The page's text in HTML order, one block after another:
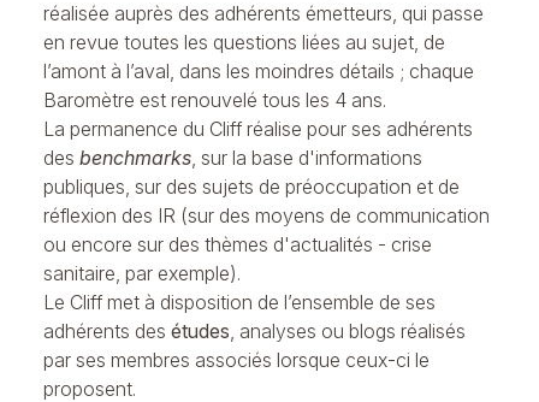
réalisée auprès des adhérents émetteurs, qui passe
en revue toutes les questions liées au sujet, de
l’amont à l’aval, dans les moindres détails ; chaque
Baromètre est renouvelé tous les 4 ans.
La permanence du Cliff réalise pour ses adhérents
des benchmarks, sur la base d'informations
publiques, sur des sujets de préoccupation et de
réflexion des IR (sur des moyens de communication
ou encore sur des thèmes d'actualités - crise
sanitaire, par exemple).
Le Cliff met à disposition de l’ensemble de ses
adhérents des études, analyses ou blogs réalisés
par ses membres associés lorsque ceux-ci le
proposent.